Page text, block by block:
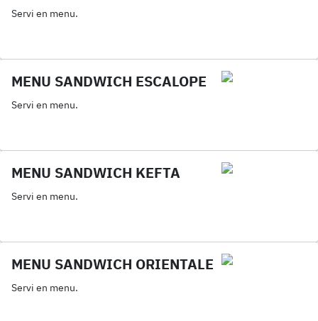
Servi en menu.
MENU SANDWICH ESCALOPE
Servi en menu.
MENU SANDWICH KEFTA
Servi en menu.
MENU SANDWICH ORIENTALE
Servi en menu.